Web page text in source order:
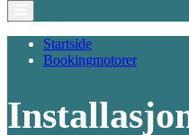
Startside
Bookingmotorer